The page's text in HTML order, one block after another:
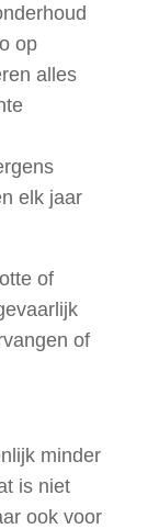
op
alles
elk jaar
of
of
minder
is niet
ook voor